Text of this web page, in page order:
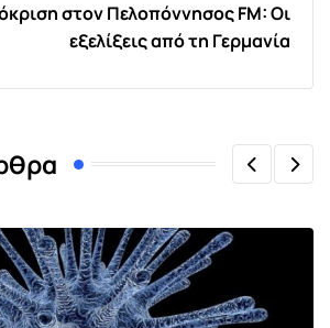
στον Πελοπόννησος FM: Οι
εξελίξεις από τη Γερμανία